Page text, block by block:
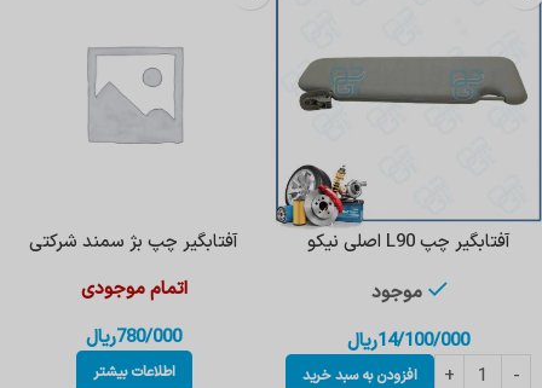
آفتابگیر چپ L90 اصلی نیکو
موجود
14/100/000ریال
افزودن به سبد خرید
آفتابگیر چپ بژ سمند شرکتی
اتمام موجودی
780/000ریال
اطلاعات بیشتر